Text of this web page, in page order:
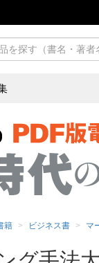
籍 ビジネス書 マ